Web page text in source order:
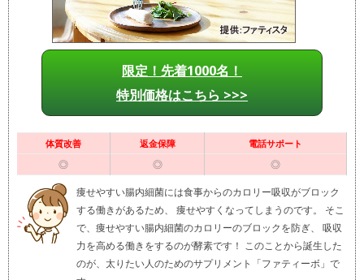
限定！先着1000名！
特別価格はこちら >>>
体質改善 返金保障 電話サポート
◎ ◎
◎
痩せやすい腸内細菌には食事からのカロリー吸収がブロック
する働きがあるため、 痩せやすくなってしまうのです。 そこ
で、痩せやすい腸内細菌のカロリーのブロックを防ぎ、 吸収
力を高める働きをするのが酵素です！ このことから誕生した
のが、太りたい人のためのサプリメント「ファティーボ」で